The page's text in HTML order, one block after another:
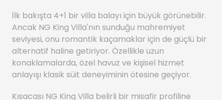
İlk bakışta 4+1 bir villa balayı için büyük görünebilir.
Ancak NG King Villa'nın sunduğu mahremiyet
seviyesi, onu romantik kaçamaklar için de güçlü bir
alternatif haline getiriyor. Özellikle uzun
konaklamalarda, özel havuz ve kişisel hizmet
anlayışı klasik süit deneyiminin ötesine geçiyor.
Kısacası NG King Villa belirli bir misafir profiline